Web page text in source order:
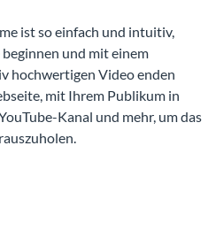
ist so einfach und intuitiv,
und mit einem
hochwertigen Video enden
mit Ihrem Publikum in
Kanal und mehr, um das